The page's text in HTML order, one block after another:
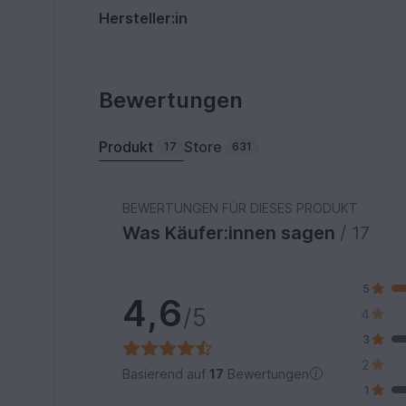
Hersteller:in
Bewertungen
Produkt 17 Store 631
BEWERTUNGEN FÜR DIESES PRODUKT
Was Käufer:innen sagen / 17
4,6/5
Basierend auf 17 Bewertungen
5
4
3
2
1